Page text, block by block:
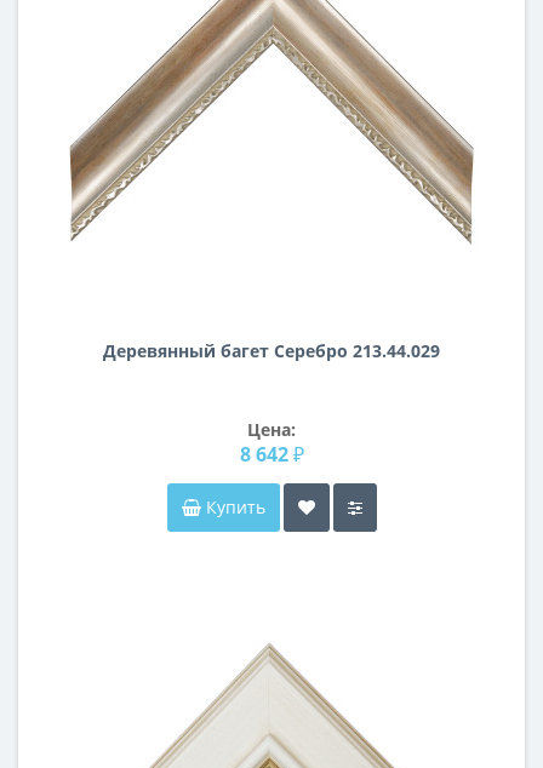
Деревянный багет Серебро 213.44.029
Цена:
8 642 ₽
Купить